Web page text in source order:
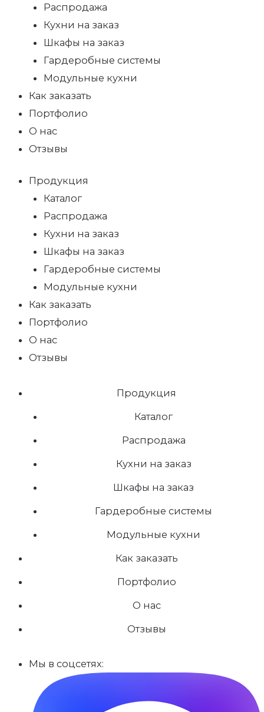
Распродажа
Кухни на заказ
Шкафы на заказ
Гардеробные системы
Модульные кухни
Как заказать
Портфолио
О нас
Отзывы
Продукция
Каталог
Распродажа
Кухни на заказ
Шкафы на заказ
Гардеробные системы
Модульные кухни
Как заказать
Портфолио
О нас
Отзывы
Продукция
Каталог
Распродажа
Кухни на заказ
Шкафы на заказ
Гардеробные системы
Модульные кухни
Как заказать
Портфолио
О нас
Отзывы
Мы в соцсетях: